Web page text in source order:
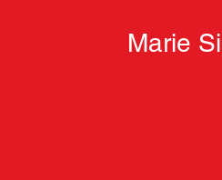
Marie